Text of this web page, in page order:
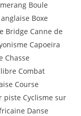
Boule
Boxe
Bridge Canne de
Capoeira
Chasse
Combat
Course
piste Cyclisme sur
Danse